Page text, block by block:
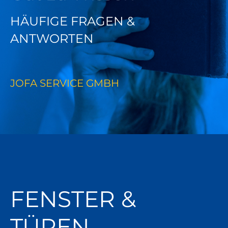
HÄUFIGE FRAGEN &
ANTWORTEN
JOFA SERVICE GMBH
FENSTER &